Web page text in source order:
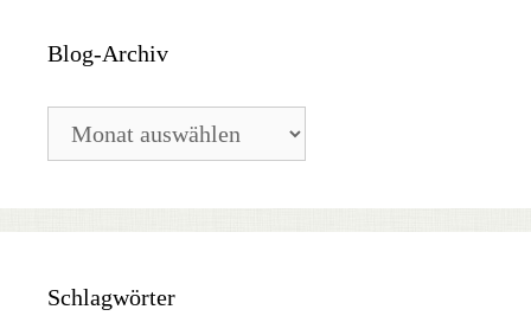
Blog-Archiv
Archiv
Schlagwörter